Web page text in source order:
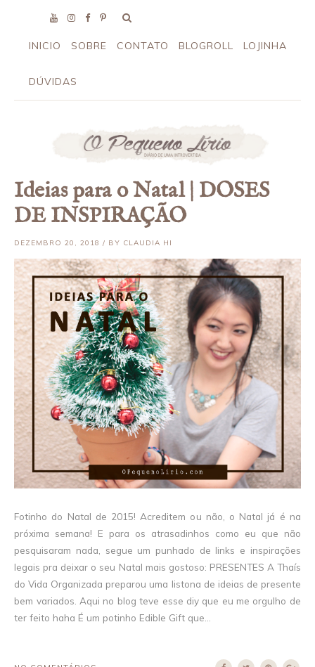
INICIO SOBRE CONTATO BLOGROLL LOJINHA
DÚVIDAS
Ideias para o Natal | DOSES
DE INSPIRAÇÃO
DEZEMBRO 20, 2018 / BY CLAUDIA HI
Fotinho do Natal de 2015! Acreditem ou não, o Natal já é na
próxima semana! E para os atrasadinhos como eu que não
pesquisaram nada, segue um punhado de links e inspirações
legais pra deixar o seu Natal mais gostoso: PRESENTES A Thaís
do Vida Organizada preparou uma listona de ideias de presente
bem variados. Aqui no blog teve esse diy que eu me orgulho de
ter feito haha É um potinho Edible Gift que...